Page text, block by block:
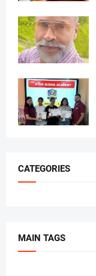
CATEGORIES
MAIN TAGS